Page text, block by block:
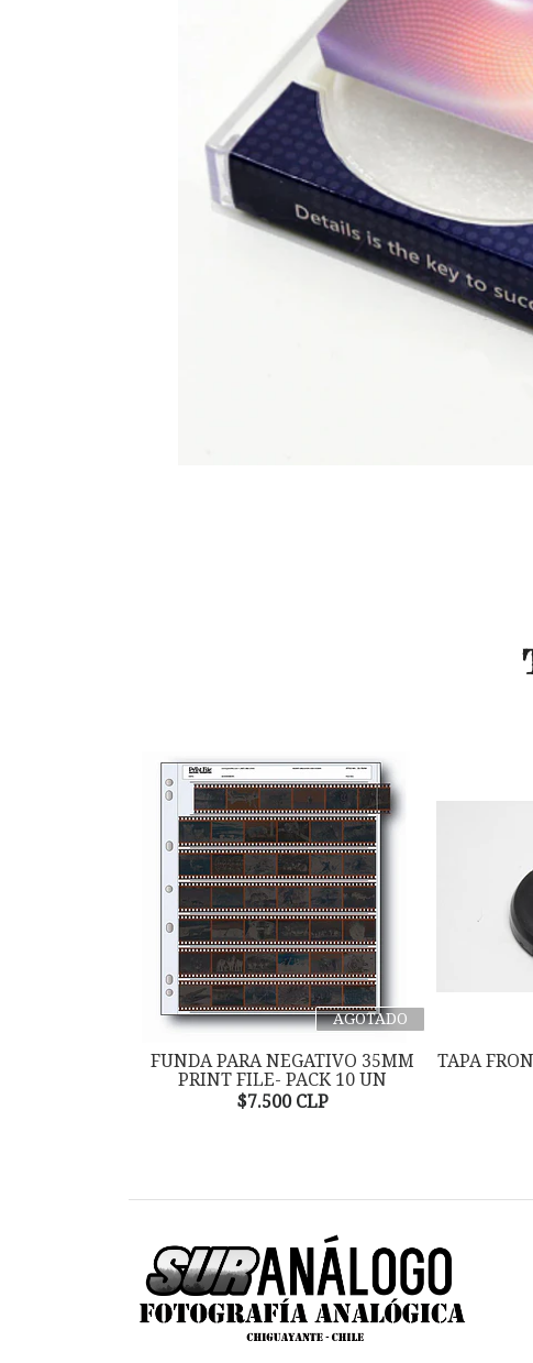
AGOTADO
FUNDA PARA NEGATIVO 35MM
PRINT FILE- PACK 10 UN
$7.500 CLP
TAPA